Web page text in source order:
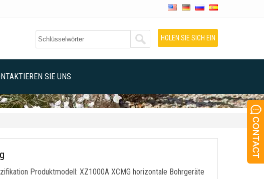
HOLEN SIE SICH EIN
SIE UNS
Produktmodell: XZ1000A XCMG horizontale Bohrgeräte